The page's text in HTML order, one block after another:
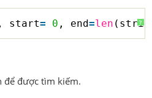
?
start= 0 , end=len
để được tìm kiếm.